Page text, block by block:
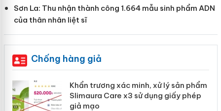
Sơn La: Thu nhận thành công 1.664 mẫu sinh phẩm ADN
của thân nhân liệt sĩ
Chống hàng giả
Khẩn trương xác minh, xử lý sản phẩm
Slimaura Care x3 sử dụng giấy phép
giả mạo